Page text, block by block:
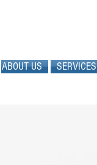
ABOUT US SERVICES